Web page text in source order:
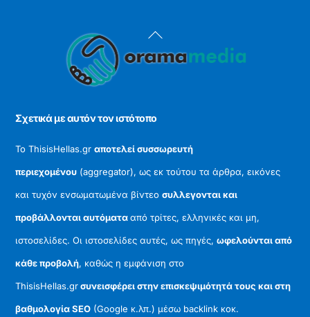
Back
To
Σχετικά με αυτόν τον ιστότοπο
Το ThisisHellas.grαποτελεί συσσωρευτή
περιεχομένου (aggregator), ως εκ τούτου τα άρθρα, εικόνες
και τυχόν ενσωματωμένα βίντεοσυλλεγονται και
προβάλλονται αυτόματααπό τρίτες, ελληνικές και μη,
ιστοσελίδες. Οι ιστοσελίδες αυτές, ως πηγές,ωφελούνται από
κάθε προβολή, καθώς η εμφάνιση στο
ThisisHellas.grσυνεισφέρει στην επισκεψιμότητά τους και στη
βαθμολογία SEO (Google κ.λπ.) μέσω backlink κοκ.